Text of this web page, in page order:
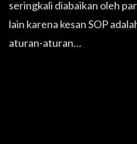
seringkali diabaikan oleh
lain karena kesan SOP
aturan-aturan…